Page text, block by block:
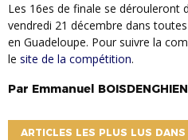
Les 16es de finale se dérouleront du samedi 15 novembre au
vendredi 21 décembre dans
en Guadeloupe. Pour suivre la
le site de la compétition.
Par Emmanuel BOISDENGHIEN
ARTICLES LES PLUS LUS DANS